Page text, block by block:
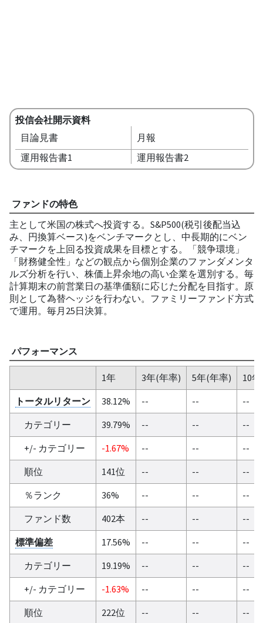
投信会社開示資料
目論見書
月報
運用報告書1
運用報告書2
ファンドの特色
主として米国の株式へ投資する。S&P500(税引後配当込
み、円換算ベース)をベンチマークとし、中長期的にベン
チマークを上回る投資成果を目標とする。「競争環境」
「財務健全性」などの観点から個別企業のファンダメンタ
ルズ分析を行い、株価上昇余地の高い企業を選別する。毎
計算期末の前営業日の基準価額に応じた分配を目指す。原
則として為替ヘッジを行わない。ファミリーファンド方式
で運用。毎月25日決算。
パフォーマンス
1年 3年(年率) 5年(年率)
10
トータルリターン
38.12% -- --
--
カテゴリー
39.79% -- --
--
+/- カテゴリー
-1.67% -- --
--
順位
141位 -- --
--
％ランク
36% -- --
--
ファンド数
402本 -- --
--
標準偏差
17.56% -- --
--
カテゴリー
19.19% -- --
--
+/- カテゴリー
-1.63% -- --
--
順位
222位 -- -- --